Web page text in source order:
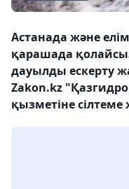
Астанада және
қарашада
дауылды ескерту
Zakon.kz
қызметіне